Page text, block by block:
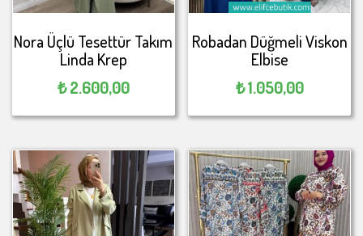
Nora Üçlü Tesettür Takım
Linda Krep
₺2.600,00
Robadan Düğmeli Viskon
Elbise
₺1.050,00